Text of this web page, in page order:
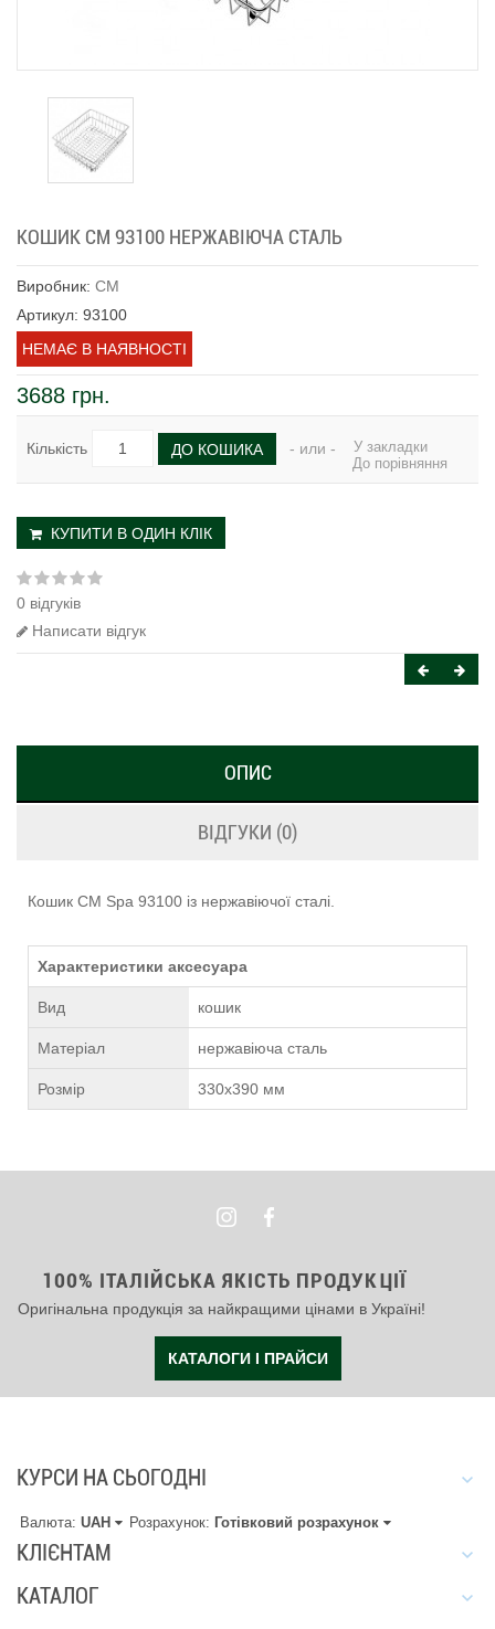
КОШИК CM 93100 НЕРЖАВІЮЧА СТАЛЬ
Виробник: CM
Артикул: 93100
НЕМАЄ В НАЯВНОСТІ
3688 грн.
Кількість ДО КОШИКА - или -
У закладки
До порівняння
КУПИТИ В ОДИН КЛІК
0 відгуків
Написати відгук
ОПИС
ВІДГУКИ (0)
Кошик CM Spa 93100 із нержавіючої сталі.
Характеристики аксесуара
Вид кошик
Матеріал нержавіюча сталь
Розмір 330x390 мм
100% ІТАЛІЙСЬКА ЯКІСТЬ ПРОДУКЦІЇ
Оригінальна продукція за найкращими цінами в Україні!
КАТАЛОГИ І ПРАЙСИ
КУРСИ НА СЬОГОДНІ
Валюта: UAH Розрахунок: Готівковий розрахунок
КЛІЄНТАМ
КАТАЛОГ